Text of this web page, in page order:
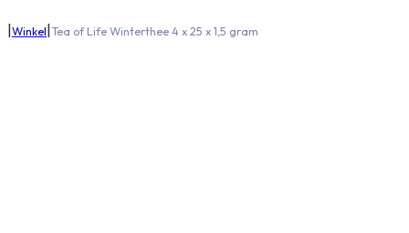
|Winkel|Tea of Life Winterthee 4 x 25 x 1,5 gram